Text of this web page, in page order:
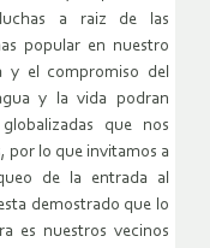
a raiz de las
popular en nuestro
y el compromiso del
y la vida podran
que nos
por lo que invitamos a
de la entrada al
demostrado que lo
es nuestros vecinos